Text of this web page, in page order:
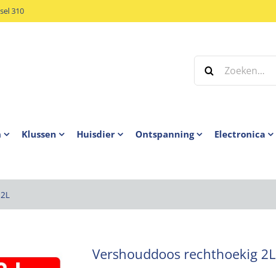
310
Zoeken
naar:
Klussen Huisdier Ontspanning Electronica
Vershouddoos rechthoekig 2L